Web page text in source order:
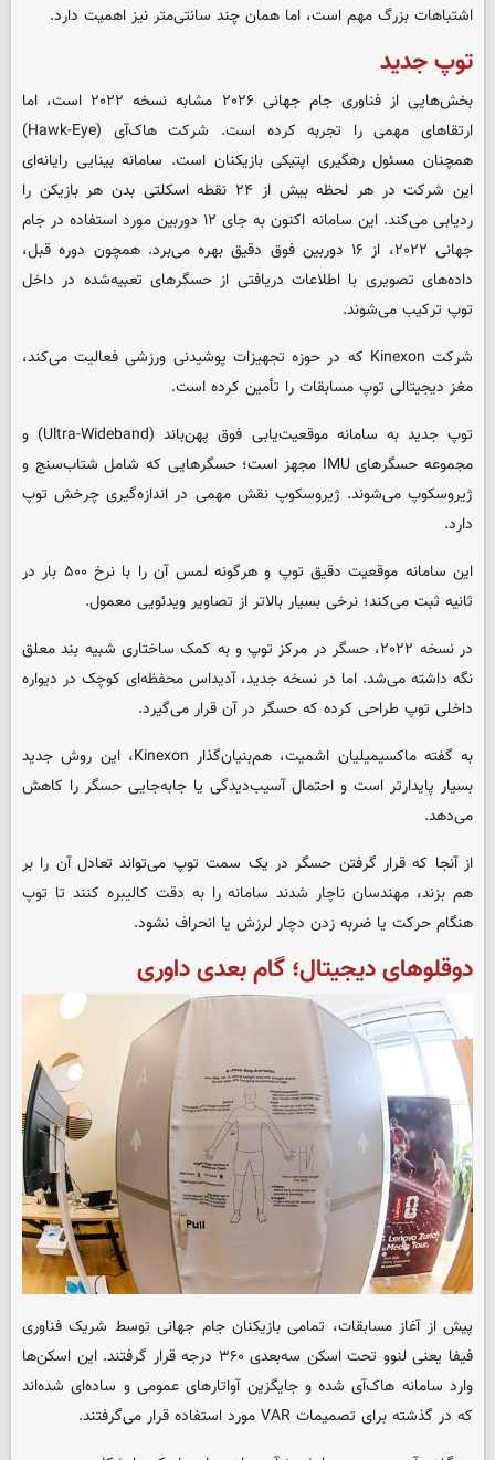
اشتباهات بزرگ مهم است، اما همان چند سانتی‌متر نیز اهمیت دارد.
توپ جدید
بخش‌هایی از فناوری جام جهانی ۲۰۲۶ مشابه نسخه ۲۰۲۲ است، اما
ارتقاهای مهمی را تجربه کرده است. شرکت هاک‌آی (Hawk-Eye
)
همچنان مسئول رهگیری اپتیکی بازیکنان است. سامانه بینایی رایانه‌ای
این شرکت در هر لحظه بیش از ۲۴ نقطه اسکلتی بدن هر بازیکن را
ردیابی می‌کند.
این سامانه اکنون به جای ۱۲ دوربین مورد استفاده در جام
جهانی ۲۰۲۲، از ۱۶ دوربین فوق ‌دقیق بهره می‌برد
. همچون دوره قبل،
داده‌های تصویری با اطلاعات دریافتی از حسگرهای تعبیه‌شده در داخل
توپ ترکیب می‌شوند.
شرکتKinexon
که در حوزه تجهیزات پوشیدنی ورزشی فعالیت می‌کند،
مغز دیجیتالی توپ مسابقات را تأمین کرده است.
توپ جدید به سامانه موقعیت‌یابی فوق‌ پهن‌باند(Ultra-Wideband)
و
مجموعه حسگرهایIMU
مجهز است؛ حسگرهایی که شامل شتاب‌سنج و
ژیروسکوپ می‌شوند. ژیروسکوپ نقش مهمی در اندازه‌گیری چرخش توپ
دارد.
این سامانه موقعیت دقیق توپ و هرگونه لمس آن را با نرخ ۵۰۰ بار در
ثانیه ثبت می‌کند؛ نرخی بسیار بالاتر از تصاویر ویدئویی معمول.
در نسخه ۲۰۲۲، حسگر در مرکز توپ و به کمک ساختاری شبیه بند معلق
نگه داشته می‌شد. اما در نسخه جدید، آدیداس محفظه‌ای کوچک در دیواره
داخلی توپ طراحی کرده که حسگر در آن قرار می‌گیرد.
به گفته ماکسیمیلیان اشمیت، هم‌بنیان‌گذار
، این روش جدید
بسیار پایدارتر است و احتمال آسیب‌دیدگی یا جابه‌جایی حسگر را کاهش
می‌دهد.
از آنجا که قرار گرفتن حسگر در یک سمت توپ می‌تواند تعادل آن را بر
هم بزند، مهندسان ناچار شدند سامانه را به دقت کالیبره کنند تا توپ
هنگام حرکت یا ضربه زدن دچار لرزش یا انحراف نشود.
دوقلوهای دیجیتال؛ گام بعدی داوری
پیش از آغاز مسابقات، تمامی بازیکنان جام جهانی توسط شریک فناوری
فیفا یعنی لنوو تحت اسکن سه‌بعدی ۳۶۰ درجه قرار گرفتند
. این اسکن‌ها
وارد سامانه هاک‌آی شده و جایگزین آواتارهای عمومی و ساده‌ای شده‌اند
که در گذشته برای تصمیمات
مورد استفاده قرار می‌گرفتند.